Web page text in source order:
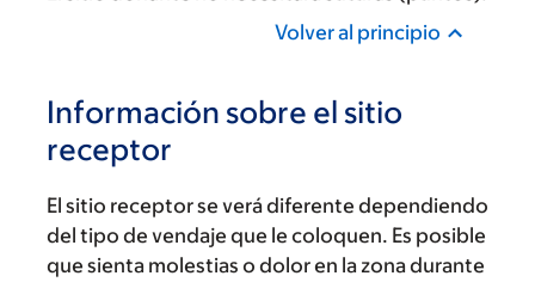
Volver al principio
Información sobre el sitio
receptor
El sitio receptor se verá diferente dependiendo
del tipo de vendaje que le coloquen. Es posible
que sienta molestias o dolor en la zona durante